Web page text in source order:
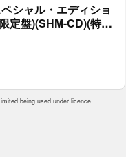
シャル・エディショ
定盤)(SHM-CD)(特
being used under licence.